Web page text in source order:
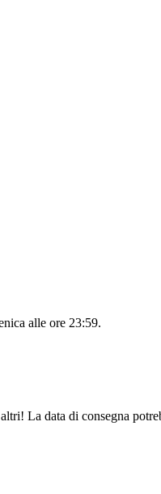
alle ore 23:59.
La data di consegna